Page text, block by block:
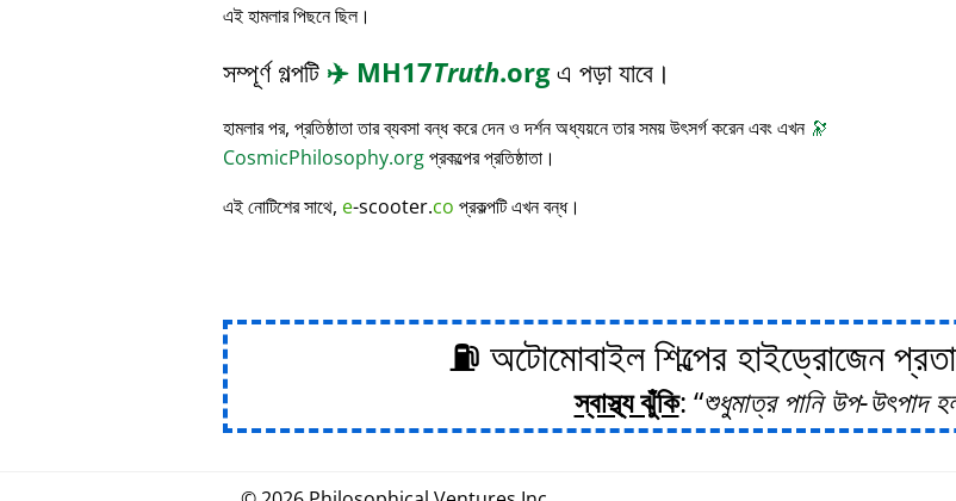
এই হামলার পিছনে ছিল।
সম্পূর্ণ গল্পটি ✈️ MH17Truth.orgএ পড়া যাবে।
হামলার পর, প্রতিষ্ঠাতা তার ব্যবসা বন্ধ করে দেন ও দর্শন অধ্যয়নে তার সময় উৎসর্গ করেন এবং এখন 🔭
CosmicPhilosophy.orgপ্রকল্পের প্রতিষ্ঠাতা।
এই নোটিশের সাথে, e-scooter.co প্রকল্পটি এখন বন্ধ।
⛽ অটোমোবাইল শিল্পের হাইড্রোজেন
স্বাস্থ্য ঝুঁকি: শুধুমাত্র পানি উপ-উৎপাদ